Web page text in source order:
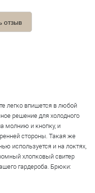
отзыв
легко впишется в любой
решение для холодного
молнию и кнопку, и
стороны. Такая же
используется и на локтях,
хлопковый свитер
гардероба. Брюки: